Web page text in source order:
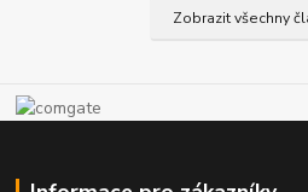
Zobrazit všechny